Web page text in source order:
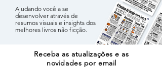
Ajudando você a se
desenvolver através de
resumos visuais e insights dos
melhores livros não ficção.
Receba as atualizações e as
novidades por email